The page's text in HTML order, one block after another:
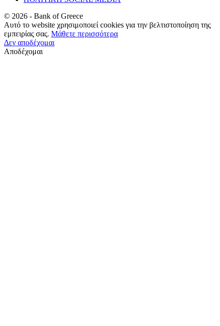
© 2026 - Bank of Greece
Αυτό το website χρησιμοποιεί cookies για την βελτιστοποίηση της
εμπειρίας σας. Μάθετε περισσότερα
Δεν αποδέχομαι
Αποδέχομαι